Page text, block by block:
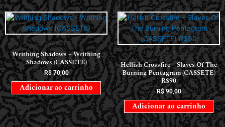
CASSETES
Writhing Shadows – Writhing
Shadows (CASSETE)
R$70,00
Adicionar ao carrinho
CASSETES
Hellish Crossfire – Slaves Of The
Burning Pentagram (CASSETE)
R$90
R$90,00
Adicionar ao carrinho